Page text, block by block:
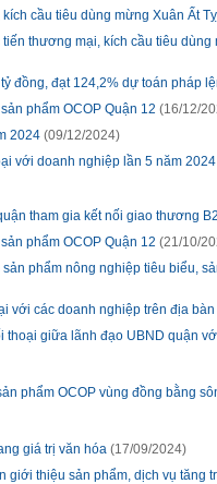
cầu tiêu dùng mừng Xuân Ất
thương mại, kích cầu tiêu
đồng, đạt 124,2% dự toán pháp
phẩm OCOP Quận 12 (16/12/
2024 (09/12/2024)
với doanh nghiệp lần 5 năm 2024
tham gia kết nối giao thương
phẩm OCOP Quận 12 (21/10/
phẩm nông nghiệp tiêu biểu,
với các doanh nghiệp trên địa
thoại giữa lãnh đạo UBND quận
phẩm OCOP vùng đồng bằng
giá trị văn hóa (17/09/2024)
giới thiệu sản phẩm, dịch vụ tăng